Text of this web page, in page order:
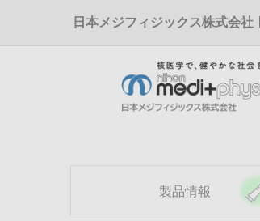
日本メジフィジックス株式会社
製品情報